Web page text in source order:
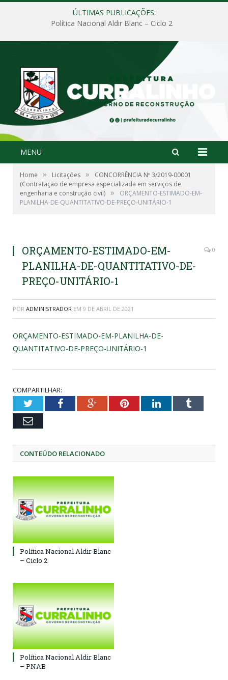
ÚLTIMAS PUBLICAÇÕES:
Política Nacional Aldir Blanc – Ciclo 2
MENU
Home » Licitações »
CONCORRÊNCIA Nº 3/2019-00001
(Contratação de empresa especializada em serviços de
engenharia e construção civil) »
ORÇAMENTO-ESTIMADO-EM-
PLANILHA-DE-QUANTITATIVO-DE-PREÇO-UNITÁRIO-1
ORÇAMENTO-ESTIMADO-EM-
PLANILHA-DE-QUANTITATIVO-DE-
PREÇO-UNITÁRIO-1
0
POR ADMINISTRADOR EM 9 DE ABRIL DE 2021
ORÇAMENTO-ESTIMADO-EM-PLANILHA-DE-
QUANTITATIVO-DE-PREÇO-UNITÁRIO-1
COMPARTILHAR:
TwitterFacebookGoogle+PinterestLinkedInTumblr
Email
CONTEÚDO RELACIONADO
Política Nacional Aldir Blanc
– Ciclo 2
Política Nacional Aldir Blanc
– PNAB